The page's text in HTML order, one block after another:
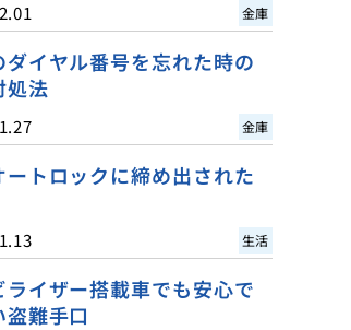
金庫
ダイヤル番号を忘れた時の
処法
金庫
ートロックに締め出された
生活
ライザー搭載車でも安心で
盗難手口